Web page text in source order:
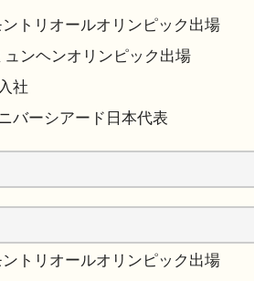
トリオールオリンピック出場
ンヘンオリンピック出場
社
バーシアード日本代表
トリオールオリンピック出場